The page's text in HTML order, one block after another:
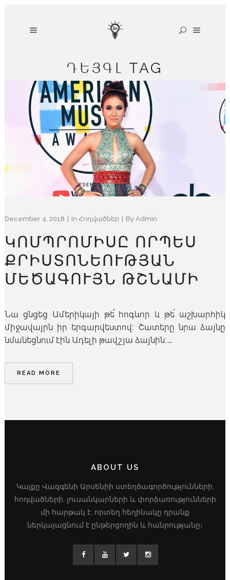
ԴԵՅԳԼ TAG
December 4, 2018 In Հոդվածներ By Admin
ԿՈՄՊՐՈՄԻՍԸ ՈՐՊԵՍ
ՔՐԻՍՏՈՆԵՈՒԹՅԱՆ
ՄԵԾԱԳՈՒՅՆ ԹՇՆԱՄԻ
Նա ցնցեց Ամերիկայի թե՛ հոգևոր և թե՛ աշխարհիկ
միջավայրն իր երգարվեստով։ Շատերը նրա ձայնը
նմանեցնում էին Ադելի թավշյա ձայնին։...
READ MORE
ABOUT US
Կայքը Վազգենի Արսենիի ստեղծագործությունների,
հոդվածների, լուսանկարների և փորձառությունների
մի հարթակ է, որտեղ հեղինակը դրանք
ներկայացնում է ընթերցողին և հանրությանը։